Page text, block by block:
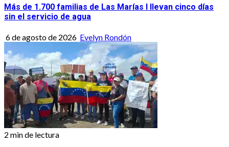
Más de 1.700 familias de Las Marías I llevan cinco días
sin el servicio de agua
6 de agosto de 2026 Evelyn Rondón
2 min de lectura